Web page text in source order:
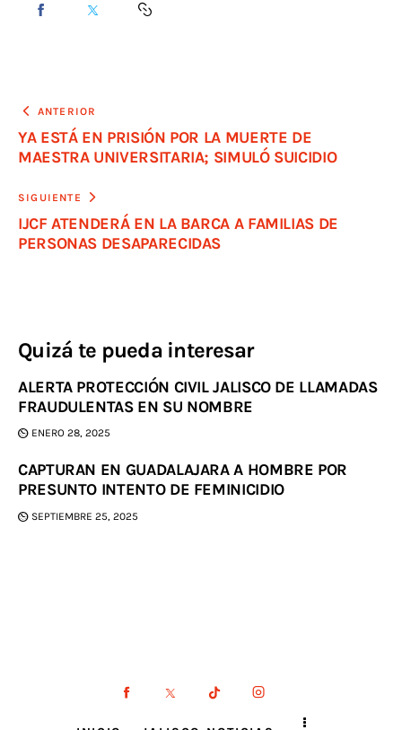
ANTERIOR
YA ESTÁ EN PRISIÓN POR LA MUERTE DE
MAESTRA UNIVERSITARIA; SIMULÓ SUICIDIO
SIGUIENTE
IJCF ATENDERÁ EN LA BARCA A FAMILIAS DE
PERSONAS DESAPARECIDAS
Quizá te pueda interesar
ALERTA PROTECCIÓN CIVIL JALISCO DE LLAMADAS
FRAUDULENTAS EN SU NOMBRE
ENERO 28, 2025
CAPTURAN EN GUADALAJARA A HOMBRE POR
PRESUNTO INTENTO DE FEMINICIDIO
SEPTIEMBRE 25, 2025